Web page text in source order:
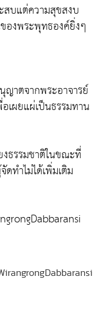
สบแต่ความสุขสงบ
องพระพุทธองค์ยิ่งๆ
ญาตจากพระอาจารย์
เผยแผ่เป็นธรรมทาน
ธรรมชาติในขณะที่
ทำไม่ได้เพิ่มเติม